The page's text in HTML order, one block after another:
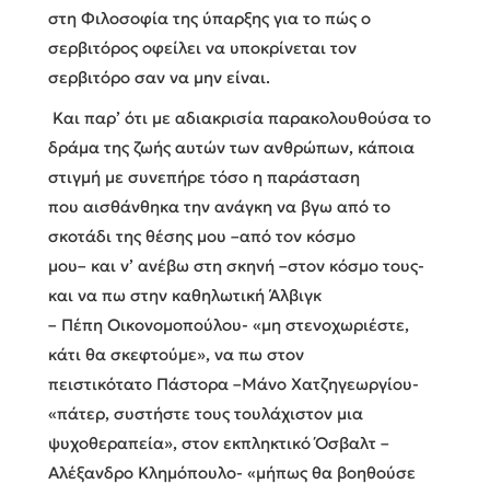
στη Φιλοσοφία της ύπαρξης για το πώς ο
σερβιτόρος οφείλει να υποκρίνεται τον
σερβιτόρο σαν να μην είναι.
Και παρ’ ότι με αδιακρισία παρακολουθούσα το
δράμα της ζωής αυτών των ανθρώπων, κάποια
στιγμή με συνεπήρε τόσο η παράσταση
που αισθάνθηκα την ανάγκη να βγω από το
σκοτάδι της θέσης μου –από τον κόσμο
μου– και ν’ ανέβω στη σκηνή –στον κόσμο τους-
και να πω στην καθηλωτική Άλβιγκ
– Πέπη Οικονομοπούλου- «μη στενοχωριέστε,
κάτι θα σκεφτούμε», να πω στον
πειστικότατο Πάστορα –Μάνο Χατζηγεωργίου-
«πάτερ, συστήστε τους τουλάχιστον μια
ψυχοθεραπεία», στον εκπληκτικό Όσβαλτ –
Αλέξανδρο Κλημόπουλο- «μήπως θα βοηθούσε